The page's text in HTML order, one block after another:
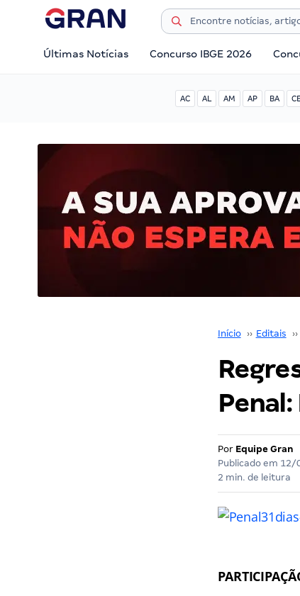
Últimas Notícias Concurso IBGE 2026
AC AL AM AP BA
Início ›› Editais ››
Por Equipe Gran
Publicado em 12/
2 min. de leitura